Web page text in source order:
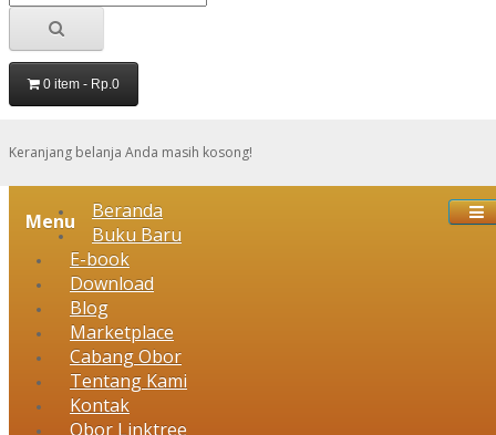
0 item - Rp.0
Keranjang belanja Anda masih kosong!
Menu
Beranda
Buku Baru
E-book
Download
Blog
Marketplace
Cabang Obor
Tentang Kami
Kontak
Obor Linktree